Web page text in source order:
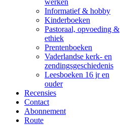
werken
Informatief & hobby
Kinderboeken
Pastoraal, opvoeding &
ethiek
Prentenboeken
Vaderlandse kerk- en
zendingsgeschiedenis
Leesboeken 16 jr en
ouder
Recensies
Contact
Abonnement
Route